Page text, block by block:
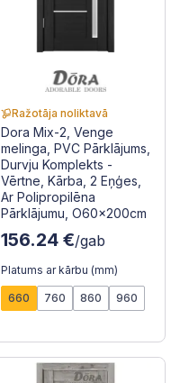
Ražotāja noliktavā
Dora Mix-2, Venge
melinga, PVC Pārklājums,
Durvju Komplekts -
Vērtne, Kārba, 2 Eņģes,
Ar Polipropilēna
Pārklājumu, O60x200cm
156.24 €/gab
Platums ar kārbu (mm)
660 760 860 960